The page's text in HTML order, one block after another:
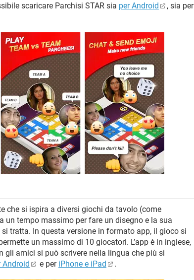
scaricare Parchisi STAR sia per Android
, sia per
che si ispira a diversi giochi da tavolo (come
un tempo massimo per fare un disegno e la sua
tratta. In questa versione in formato app, il gioco si
un massimo di 10 giocatori. L’app è in inglese,
gli amici si può scrivere nella lingua che più si
Android e per iPhone e iPad .